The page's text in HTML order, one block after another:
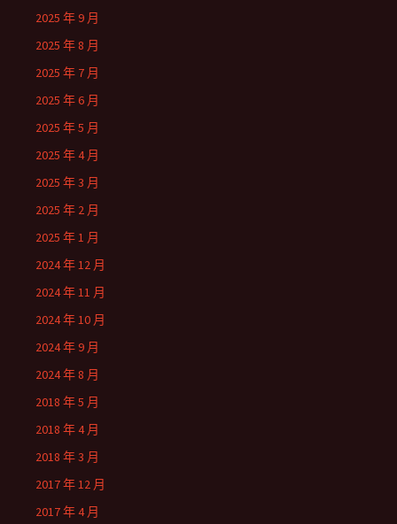
2025 年 9 月
2025 年 8 月
2025 年 7 月
2025 年 6 月
2025 年 5 月
2025 年 4 月
2025 年 3 月
2025 年 2 月
2025 年 1 月
2024 年 12 月
2024 年 11 月
2024 年 10 月
2024 年 9 月
2024 年 8 月
2018 年 5 月
2018 年 4 月
2018 年 3 月
2017 年 12 月
2017 年 4 月